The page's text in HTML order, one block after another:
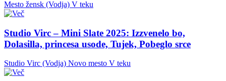
Mesto žensk (Vodja) V teku
Studio Virc – Mini Slate 2025: Izzvenelo bo,
Dolasilla, princesa usode, Tujek, Pobeglo srce
Studio Virc (Vodja) Novo mesto V teku